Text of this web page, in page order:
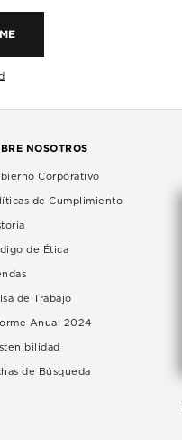
NOSOTROS
Corporativo
de Cumplimiento
de Ética
de Trabajo
Anual 2024
de Búsqueda